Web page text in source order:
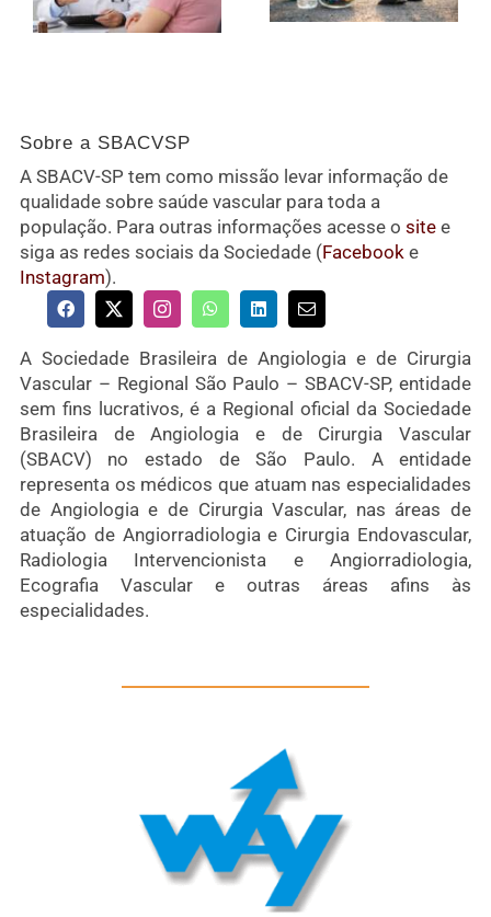
Sobre a SBACVSP
A SBACV-SP tem como missão levar informação de
qualidade sobre saúde vascular para toda a
população. Para outras informações acesse o sitee
siga as redes sociais da Sociedade (Facebooke
Instagram).
A Sociedade Brasileira de Angiologia e de Cirurgia
Vascular – Regional São Paulo – SBACV-SP, entidade
sem fins lucrativos, é a Regional oficial da Sociedade
Brasileira de Angiologia e de Cirurgia Vascular
(SBACV) no estado de São Paulo. A entidade
representa os médicos que atuam nas especialidades
de Angiologia e de Cirurgia Vascular, nas áreas de
atuação de Angiorradiologia e Cirurgia Endovascular,
Radiologia Intervencionista e Angiorradiologia,
Ecografia Vascular e outras áreas afins às
especialidades.